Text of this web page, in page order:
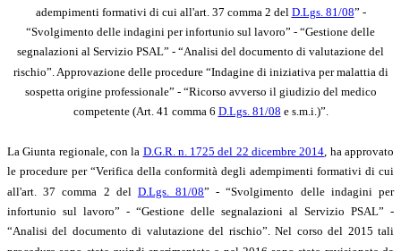
adempimenti formativi di cui all'art. 37 comma 2 del D.Lgs. 81/08” -
“Svolgimento delle indagini per infortunio sul lavoro” - “Gestione delle
segnalazioni al Servizio PSAL” - “Analisi del documento di valutazione del
rischio”. Approvazione delle procedure “Indagine di iniziativa per malattia di
sospetta origine professionale” - “Ricorso avverso il giudizio del medico
competente (Art. 41 comma 6 D.Lgs. 81/08 e s.m.i.)”.
La Giunta regionale, con la D.G.R. n. 1725 del 22 dicembre 2014 , ha approvato
le procedure per “Verifica della conformità degli adempimenti formativi di cui
all'art. 37 comma 2 del D.Lgs. 81/08” - “Svolgimento delle indagini per
infortunio sul lavoro” - “Gestione delle segnalazioni al Servizio PSAL” -
“Analisi del documento di valutazione del rischio”. Nel corso del 2015 tali